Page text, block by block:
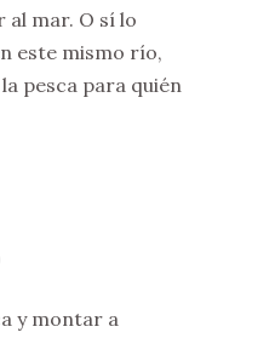
al mar. O sí lo
este mismo río,
pesca para quién
y montar a